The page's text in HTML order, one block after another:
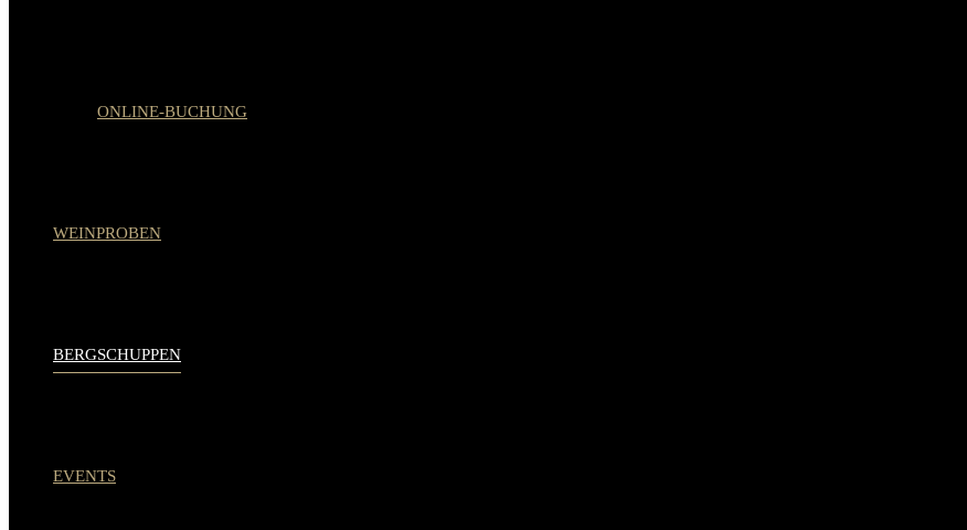
ONLINE-BUCHUNG
WEINPROBEN
BERGSCHUPPEN
EVENTS